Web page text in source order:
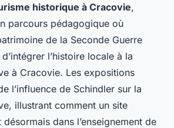
historique à Cracovie,
parcours pédagogique où
de la Seconde Guerre
l’histoire locale à la
à Cracovie. Les expositions
l’influence de Schindler sur la
illustrant comment un site
désormais dans l’enseignement de